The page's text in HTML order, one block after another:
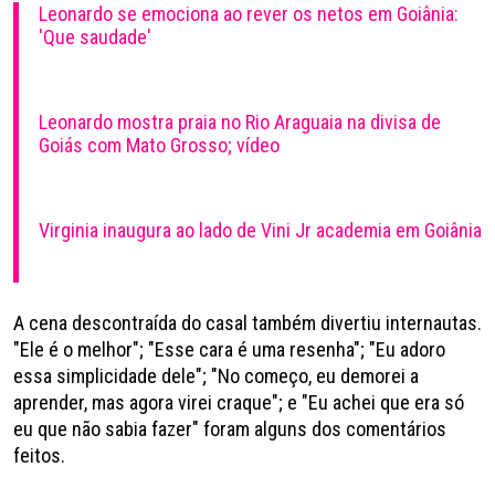
Leonardo se emociona ao rever os netos em Goiânia:
'Que saudade'
Leonardo mostra praia no Rio Araguaia na divisa de
Goiás com Mato Grosso; vídeo
Virginia inaugura ao lado de Vini Jr academia em Goiânia
A cena descontraída do casal também divertiu internautas.
"Ele é o melhor"; "Esse cara é uma resenha"; "Eu adoro
essa simplicidade dele"; "No começo, eu demorei a
aprender, mas agora virei craque"; e "Eu achei que era só
eu que não sabia fazer" foram alguns dos comentários
feitos.